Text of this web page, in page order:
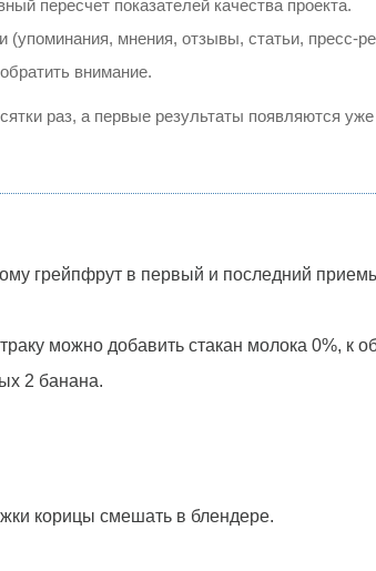
пересчет показателей качества проекта.
мнения, отзывы, статьи, пресс-
внимание.
раз, а первые результаты появляются
грейпфрут в первый и последний
можно добавить стакан молока 0%, к
2 банана.
корицы смешать в блендере.